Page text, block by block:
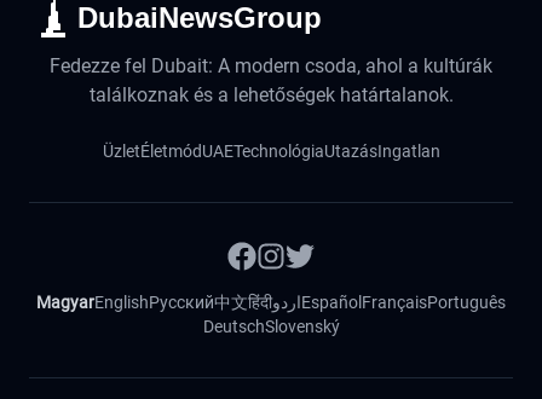
DubaiNewsGroup
Fedezze fel Dubait: A modern csoda, ahol a kultúrák
találkoznak és a lehetőségek határtalanok.
ÜzletÉletmódUAETechnológiaUtazásIngatlan
MagyarEnglishРусский中文हिंदीاردوEspañol FrançaisPortuguês
DeutschSlovenský